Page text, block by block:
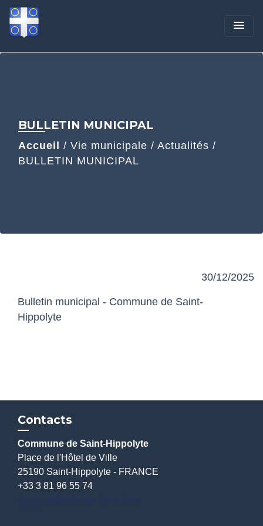
menu
BULLETIN MUNICIPAL
Accueil / Vie municipale / Actualités /
BULLETIN MUNICIPAL
30/12/2025
Bulletin municipal - Commune de Saint-
Hippolyte
Contacts
Commune de Saint-Hippolyte
Place de l'Hôtel de Ville
25190 Saint-Hippolyte - FRANCE
+33 3 81 96 55 74
Nous contacter par formulaire